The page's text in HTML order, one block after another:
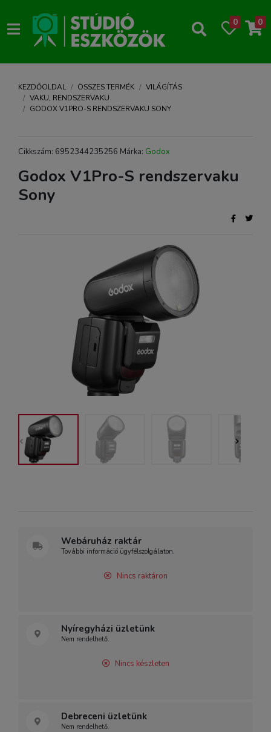
0 0
KEZDŐOLDAL ÖSSZES TERMÉK
VILÁGÍTÁS
VAKU, RENDSZERVAKU
GODOX V1PRO-S RENDSZERVAKU SONY
Cikkszám: 6952344235256 Márka: Godox
Godox V1Pro-S rendszervaku
Sony
Webáruház raktár
További információ ügyfélszolgálaton.
Nincs raktáron
Nyíregyházi üzletünk
Nem rendelhető.
Nincs készleten
Debreceni üzletünk
Nem rendelhető.